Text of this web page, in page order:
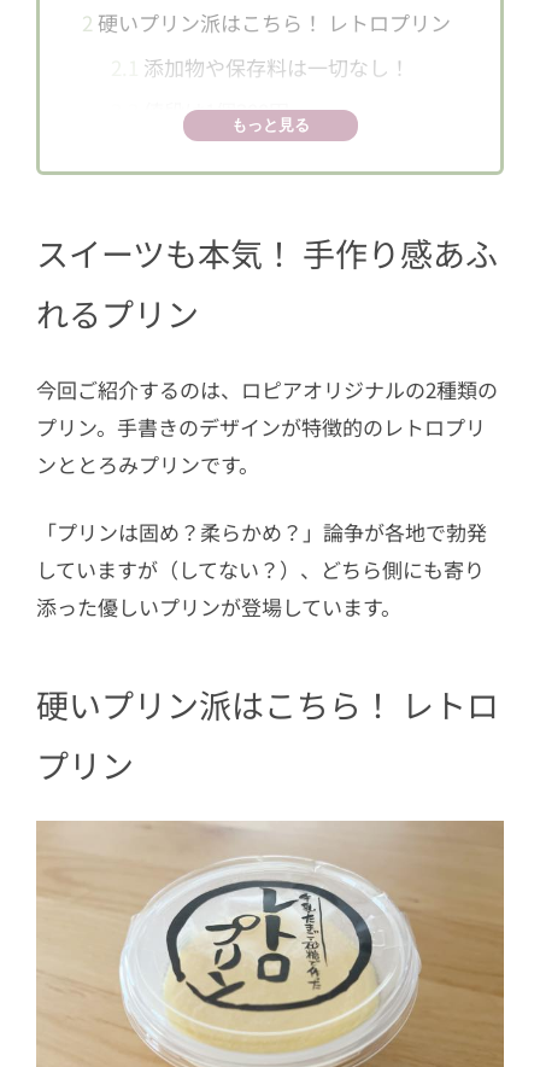
2 硬いプリン派はこちら！ レトロプリン
添加物や保存料は一切なし！
値段は1個200円
もっと見る
スイーツも本気！ 手作り感あふ
れるプリン
今回ご紹介するのは、ロピアオリジナルの2種類の
プリン。手書きのデザインが特徴的のレトロプリ
ンととろみプリンです。
「プリンは固め？柔らかめ？」論争が各地で勃発
していますが（してない？）、どちら側にも寄り
添った優しいプリンが登場しています。
硬いプリン派はこちら！ レトロ
プリン